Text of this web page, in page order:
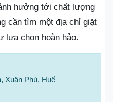
hưởng tới chất lượng
cần tìm một địa chỉ giặt
lựa chọn hoàn hảo.
Xuân Phú, Huế